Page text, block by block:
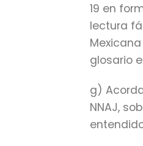
19 en
lectura
glosario
g)
NNAJ,